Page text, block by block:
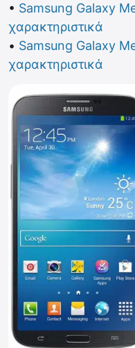
• Samsung Galaxy
χαρακτηριστικά
• Samsung Galaxy
χαρακτηριστικά